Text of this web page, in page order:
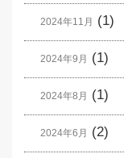
2024年11月 (1)
2024年9月 (1)
2024年8月 (1)
2024年6月 (2)